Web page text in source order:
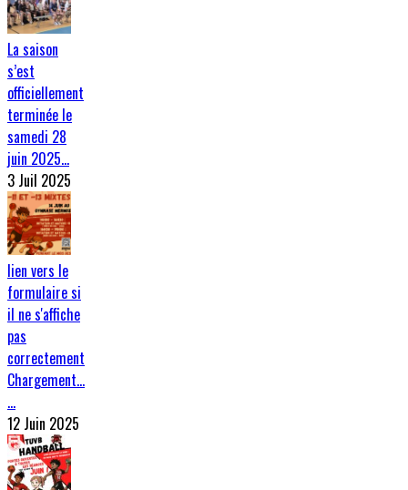
La saison
s’est
officiellement
terminée le
samedi 28
juin 2025…
3 Juil 2025
lien vers le
formulaire si
il ne s'affiche
pas
correctement
Chargement…
…
12 Juin 2025